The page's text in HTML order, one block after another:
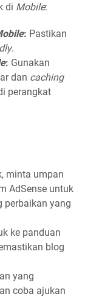
di Mobile:
: Pastikan
.
: Gunakan
dan caching
perangkat
minta umpan
AdSense untuk
perbaikan yang
ke panduan
blog
yang
coba ajukan